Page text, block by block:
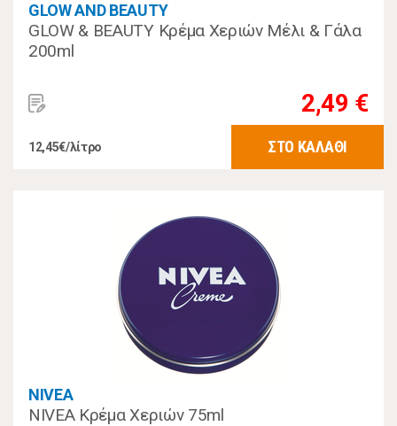
GLOW AND BEAUTY
GLOW & BEAUTY Κρέμα Χεριών Μέλι & Γάλα
200ml
2,49 €
12,45€/λίτρο ΣΤΟ ΚΑΛΑΘΙ
NIVEA
NIVEA Κρέμα Χεριών 75ml